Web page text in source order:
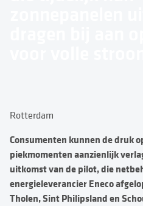
Rotterdam
Consumenten kunnen de druk
piekmomenten aanzienlijk
uitkomst van de pilot, die
energieleverancier Eneco
Tholen, Sint Philipsland en